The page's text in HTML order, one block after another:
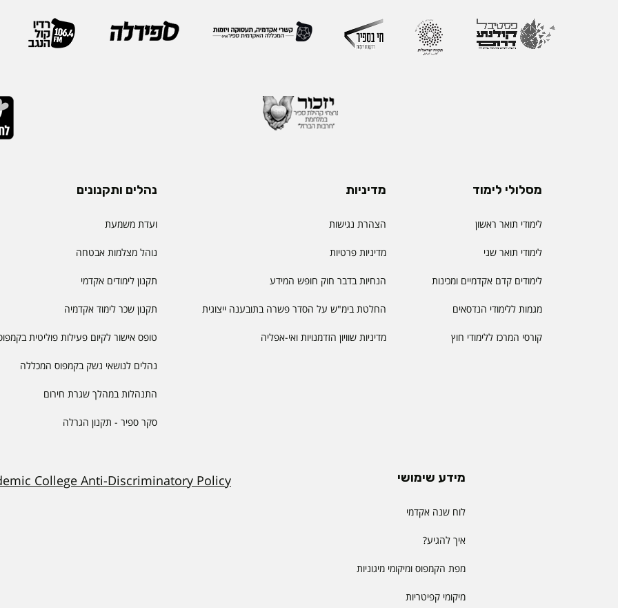
מסלולי לימוד
לימודי תואר ראשון
לימודי תואר שני
לימודים קדם אקדמיים ומכינות
מגמות ללימודי הנדסאים
קורסי המרכז ללימודי חוץ
מדיניות
הצהרת נגישות
מדיניות פרטיות
הנחיות בדבר חוק חופש המידע
החלטת בימ"ש על הסדר פשרה בתובענה ייצוגית
מדיניות שוויון הזדמנויות ואי-אפליה
נהלים ותקנונים
ועדת משמעת
נוהל מצלמות אבטחה
תקנון לימודים אקדמי
תקנון שכר לימוד אקדמיה
טופס אישור לקיום פעילות פוליטית
נהלים לנושאי נשק בקמפוס המכללה
התנהלות במהלך שגרת חירום
סקר ספיר - תקנון הגרלה
מידע שימושי
לוח שנה אקדמי
איך להגיע?
מפת הקמפוס ומיקומי מיגוניות
מיקומי קפיטריות
College Anti-Discriminatory Policy